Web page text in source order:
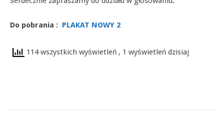
Do pobrania : PLAKAT NOWY 2
114 wszystkich wyświetleń , 1 wyświetleń dzisiaj